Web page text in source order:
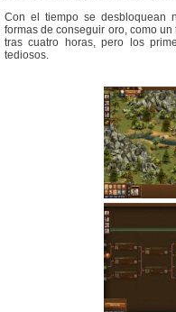
Con el tiempo se desbloquean
formas de conseguir oro, como
tras cuatro horas, pero los
tediosos.